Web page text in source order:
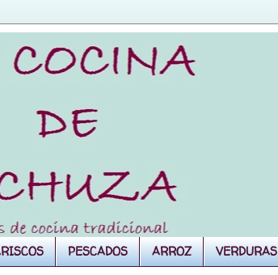
PESCADOS ARROZ VERDURAS